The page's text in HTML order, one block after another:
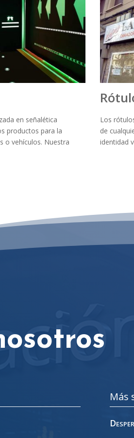
en señalética
productos para la
o vehículos. Nuestra
Los
de
identidad
Más